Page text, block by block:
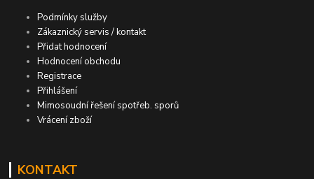
Podmínky služby
Zákaznický servis / kontakt
Přidat hodnocení
Hodnocení obchodu
Registrace
Přihlášení
Mimosoudní řešení spotřeb. sporů
Vrácení zboží
KONTAKT